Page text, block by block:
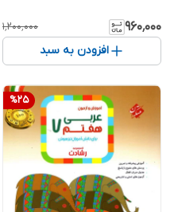
۹۶۰٬۰۰۰ ۱٬۲۰۰٬۰۰۰
افزودن به سبد
%25